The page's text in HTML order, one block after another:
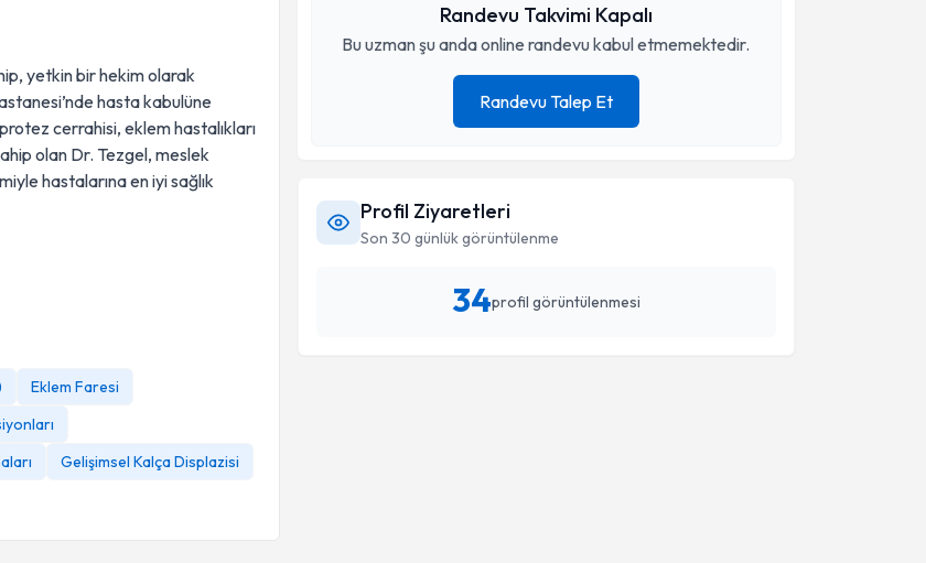
yetkin bir hekim olarak
hasta kabulüne
cerrahisi, eklem hastalıkları
olan Dr. Tezgel, meslek
hastalarına en iyi sağlık
Eklem Faresi
Gelişimsel Kalça Displazisi
Randevu Takvimi Kapalı
Bu uzman şu anda online randevu kabul etmemektedir.
Randevu Talep Et
Profil Ziyaretleri
Son 30 günlük görüntülenme
34profil görüntülenmesi